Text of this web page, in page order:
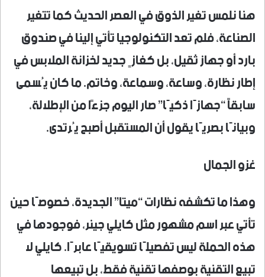
هنا نلمس تغير الذوق في العصر الحديث كما تتغير
الصناعة، فلم تعد التكنولوجيا تأتي إلينا في صندوق
بارد أو جهاز ثقيل، بل كغازٍ جديد لخزانة الملابس في
إطار نظارة، وساعة، وسماعة، وخاتم. ما كان يُسمى
سابقاً “جهازًا ذكيًا” صار اليوم جزءًا من الإطلالة،
وبيانًا بصريًا يقول أن المستقبل أصبح يُرتدى.
غزو الجمال
وهذا ما تكشفه نظارات “ميتا” الجديدة، خصوصًا حين
تأتي عبر اسم مشهور مثل كايلي جينر، فوجودها في
هذه الحملة ليس تفصيلًا تسويقيًا عابرًا. كايلي لا
تبيع التقنية بوصفها تقنية فقط، بل تبيعها